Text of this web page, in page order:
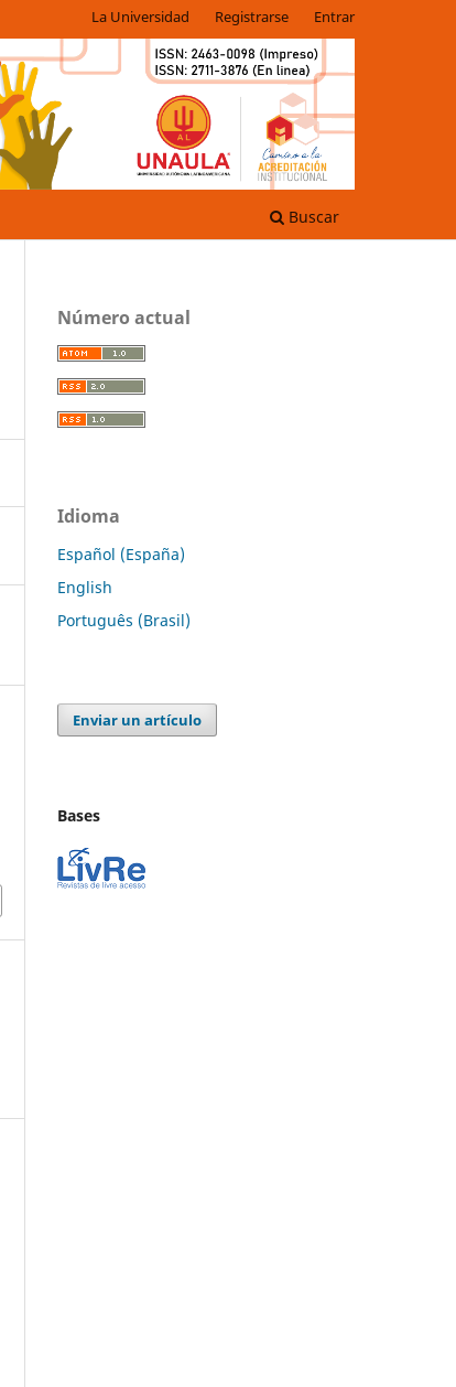
Buscar
La Universidad Registrarse Entrar
Número actual
Idioma
Español (España)
English
Português (Brasil)
Enviar un artículo
Bases